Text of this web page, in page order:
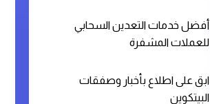
أفضل خدمات التعدين السحابي
للعملات المشفرة
ابق على اطلاع بأخبار وصفقات
البيتكوين